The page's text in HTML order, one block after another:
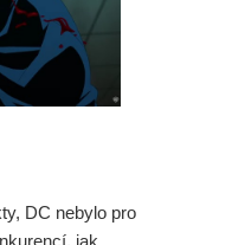
DC nebylo pro
jak